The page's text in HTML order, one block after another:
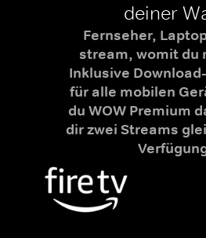
deiner
Fernseher,
stream, womit du
Inklusive
für alle mobilen
du WOW Premium
dir zwei Streams